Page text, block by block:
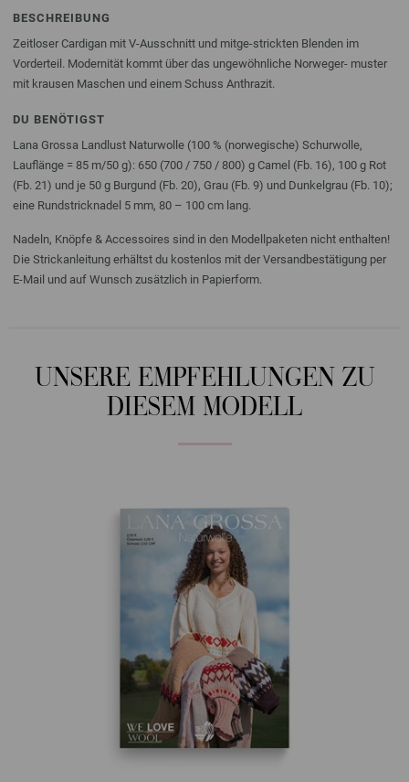
BESCHREIBUNG
Zeitloser Cardigan mit V-Ausschnitt und mitge-strickten Blenden im
Vorderteil. Modernität kommt über das ungewöhnliche Norweger- muster
mit krausen Maschen und einem Schuss Anthrazit.
DU BENÖTIGST
Lana Grossa Landlust Naturwolle (100 % (norwegische) Schurwolle,
Lauflänge = 85 m/50 g): 650 (700 / 750 / 800) g Camel (Fb. 16), 100 g Rot
(Fb. 21) und je 50 g Burgund (Fb. 20), Grau (Fb. 9) und Dunkelgrau (Fb. 10);
eine Rundstricknadel 5 mm, 80 – 100 cm lang.
Nadeln, Knöpfe & Accessoires sind in den Modellpaketen nicht enthalten!
Die Strickanleitung erhältst du kostenlos mit der Versandbestätigung per
E-Mail und auf Wunsch zusätzlich in Papierform.
UNSERE EMPFEHLUNGEN ZU
DIESEM MODELL